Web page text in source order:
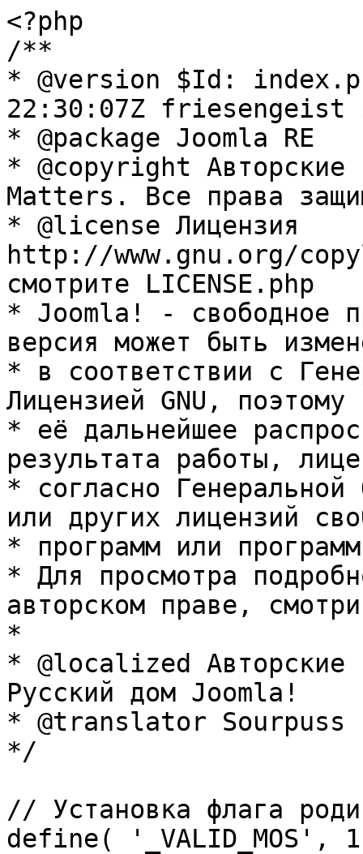
<?php
/**
* @version $Id:
22:30:07Z friesengeist
* @package Joomla RE
* @copyright Авторские
Matters. Все права
* @license Лицензия
http://www.gnu.org/
смотрите LICENSE.php
* Joomla! - свободное
версия может быть
* в соответствии с
Лицензией GNU, поэтому
* её дальнейшее
результата работы,
* согласно Генеральной
или других лицензий
* программ или
* Для просмотра
авторском праве,
*
* @localized Авторские
Русский дом Joomla!
* @translator Sourpuss
*/
// Установка флага
define( '_VALID_MOS',